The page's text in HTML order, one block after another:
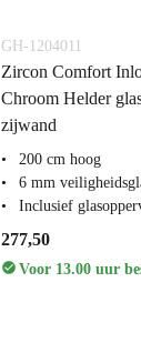
GH-1204011
Zircon Comfort
Chroom Helder
zijwand
200 cm hoog
6 mm
Inclusief
277,50
Voor 13.00 uur